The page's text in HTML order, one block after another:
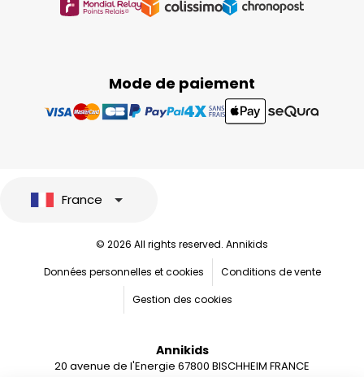
Mode de paiement
France
© 2026 All rights reserved. Annikids
Données personnelles et cookies
Conditions de vente
Gestion des cookies
Annikids
20 avenue de l'Energie 67800 BISCHHEIM FRANCE